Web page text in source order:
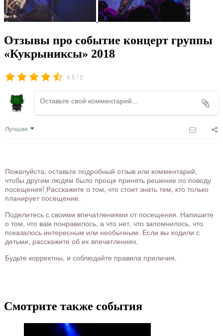
Отзывы про событие концерт группы
«Кукрыниксы» 2018
4.5 /2
Лучшие
Пожалуйста, оставьте подробный отзыв или комментарий,
чтобы другим людям было проще принять решение по поводу
посещения! Расскажите о том, что стоит знать тем, кто только
планирует посещение.
Поделитесь с своими впечатлениями от посещения. Напишите
о том, что вам понравилось, а что нет, что запомнилось, что
показалось интересным или необычным. Если вы ходили с
детьми, расскажите об их впечатлениях.
Будьте корректны, и соблюдайте правила приличия.
Смотрите также события